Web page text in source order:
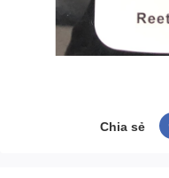
Chia sẻ